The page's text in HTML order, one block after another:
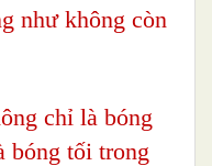
như không còn
chỉ là bóng
bóng tối trong